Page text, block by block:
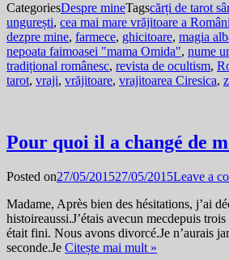
CategoriesDespre mineTagscărți de tarot
ungurești, cea mai mare vrăjitoare a
dezpre mine, farmece, ghicitoare, magia
nepoata faimoasei "mama Omida", nume
tradițional românesc, revista de ocultism,
tarot, vraji, vrăjitoare, vrajitoarea Ciresica,
Pour quoi il a changé de
Posted on27/05/201527/05/2015Leave a
Madame, Après bien des hésitations, j’ai
histoireaussi.J’étais avecun mecdepuis
était fini. Nous avons divorcé.Je n’aurais
seconde.Je Citește mai mult »